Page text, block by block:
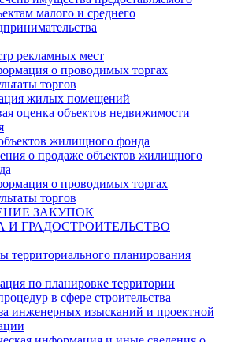
малого и среднего
рекламных мест
о проводимых торгах
торгов
жилых помещений
оценка объектов недвижимости
жилищного фонда
о продаже объектов жилищного
о проводимых торгах
торгов
ЗАКУПОК
И ГРАДОСТРОИТЕЛЬСТВО
территориального планирования
по планировке территории
в сфере строительства
инженерных изысканий и проектной